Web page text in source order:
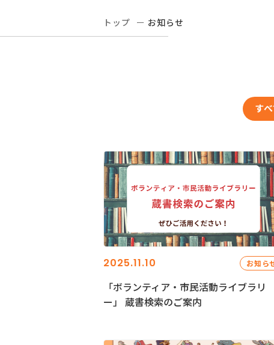
トップ お知らせ
す
2025.11.10 お知ら
「ボランティア・市民活動ライブラリ
ー」 蔵書検索のご案内